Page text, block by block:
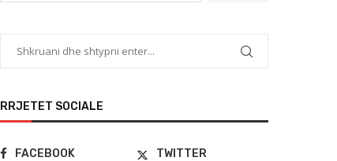
RRJETET SOCIALE
FACEBOOK
TWITTER